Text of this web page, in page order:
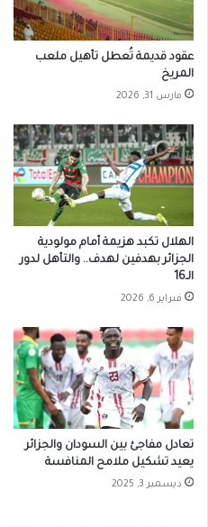
عقود قديمة تُعطل تأهيل ملعب
المريخ
مارس 31, 2026
الهلال تكبد هزيمة أمام مولودية
الجزائر بهدفين لهدف.. والتأهل لدور
الـ16
فبراير 6, 2026
تعادل مفاجئ بين السودان والجزائر
يعيد تشكيل ملامح المنافسة
ديسمبر 3, 2025